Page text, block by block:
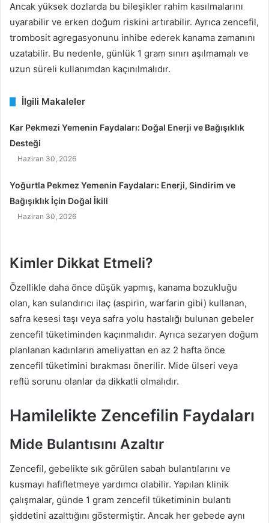
Ancak yüksek dozlarda bu bileşikler rahim kasılmalarını
uyarabilir ve erken doğum riskini artırabilir. Ayrıca zencefil,
trombosit agregasyonunu inhibe ederek kanama zamanını
uzatabilir. Bu nedenle, günlük 1 gram sınırı aşılmamalı ve
uzun süreli kullanımdan kaçınılmalıdır.
İlgili Makaleler
Kar Pekmezi Yemenin Faydaları: Doğal Enerji ve Bağışıklık
Desteği
Haziran 30, 2026
Yoğurtla Pekmez Yemenin Faydaları: Enerji, Sindirim ve
Bağışıklık İçin Doğal İkili
Haziran 30, 2026
Kimler Dikkat Etmeli?
Özellikle daha önce düşük yapmış, kanama bozukluğu
olan, kan sulandırıcı ilaç (aspirin, warfarin gibi) kullanan,
safra kesesi taşı veya safra yolu hastalığı bulunan gebeler
zencefil tüketiminden kaçınmalıdır. Ayrıca sezaryen doğum
planlanan kadınların ameliyattan en az 2 hafta önce
zencefil tüketimini bırakması önerilir. Mide ülseri veya
reflü sorunu olanlar da dikkatli olmalıdır.
Hamilelikte Zencefilin Faydaları
Mide Bulantısını Azaltır
Zencefil, gebelikte sık görülen sabah bulantılarını ve
kusmayı hafifletmeye yardımcı olabilir. Yapılan klinik
çalışmalar, günde 1 gram zencefil tüketiminin bulantı
şiddetini azalttığını göstermiştir. Ancak her gebede aynı